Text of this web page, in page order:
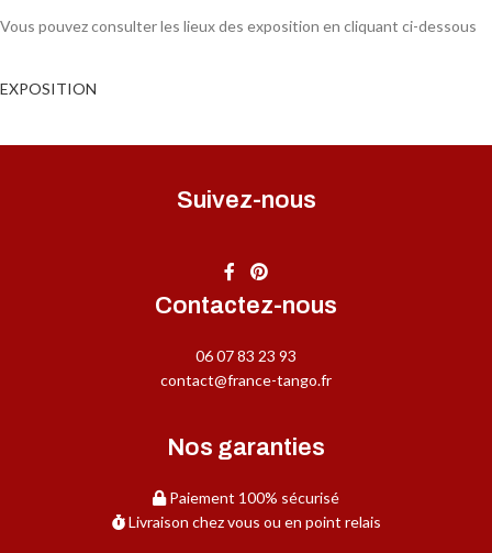
Vous pouvez consulter les lieux des exposition en cliquant ci-dessous
EXPOSITION
Suivez-nous
Contactez-nous
06 07 83 23 93
contact@france-tango.fr
Nos garanties
Paiement 100% sécurisé
Livraison chez vous ou en point relais